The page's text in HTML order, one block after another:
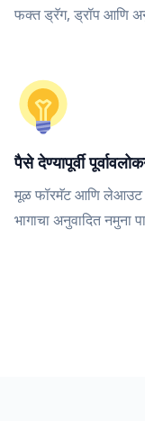
फक्त ड्रॅग, ड्रॉप आणि
पैसे देण्यापूर्वी
मूळ फॉरमॅट आणि लेआउट
भागाचा अनुवादित नमुना